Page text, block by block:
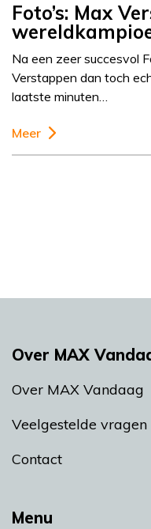
Foto’s: Max
Na een zeer succesvol
Verstappen dan toch
laatste minuten…
Meer
Menu
Over MAX
Over MAX Vandaag
Veelgestelde vragen
Contact